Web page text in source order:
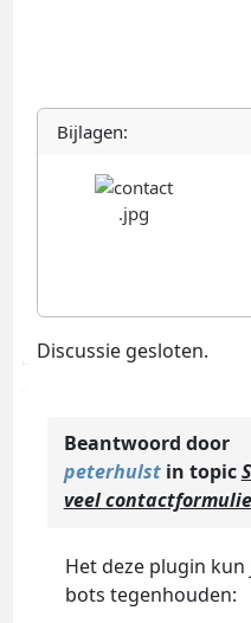
Bijlagen:
Discussie gesloten.
Beantwoord door
peterhulstin topic
veel
Het deze plugin kun
bots tegenhouden: